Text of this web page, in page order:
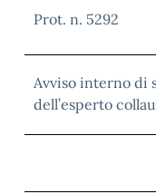
Prot. n. 5292
Avviso interno di
dell’esperto